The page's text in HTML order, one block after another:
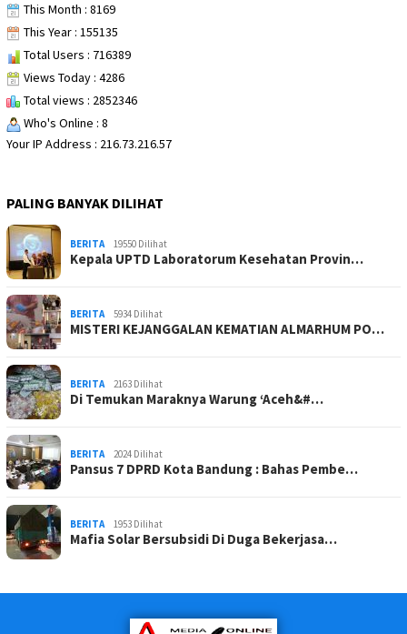
This Month : 8169
This Year : 155135
Total Users : 716389
Views Today : 4286
Total views : 2852346
Who's Online : 8
Your IP Address : 216.73.216.57
PALING BANYAK DILIHAT
BERITA 19550 Dilihat
Kepala UPTD Laboratorum Kesehatan Provin…
BERITA 5934 Dilihat
MISTERI KEJANGGALAN KEMATIAN ALMARHUM PO…
BERITA 2163 Dilihat
Di Temukan Maraknya Warung ‘Aceh&#…
BERITA 2024 Dilihat
Pansus 7 DPRD Kota Bandung : Bahas Pembe…
BERITA 1953 Dilihat
Mafia Solar Bersubsidi Di Duga Bekerjasa…